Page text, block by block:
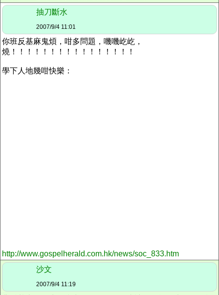
抽刀斷水
2007/9/4 11:01
你班反基麻鬼煩，咁多問題，嘰嘰屹屹，
燒！！！！！！！！！！！！！！！！
學下人地幾咁快樂：
http://www.gospelherald.com.hk/news/soc_833.htm
沙文
2007/9/4 11:19